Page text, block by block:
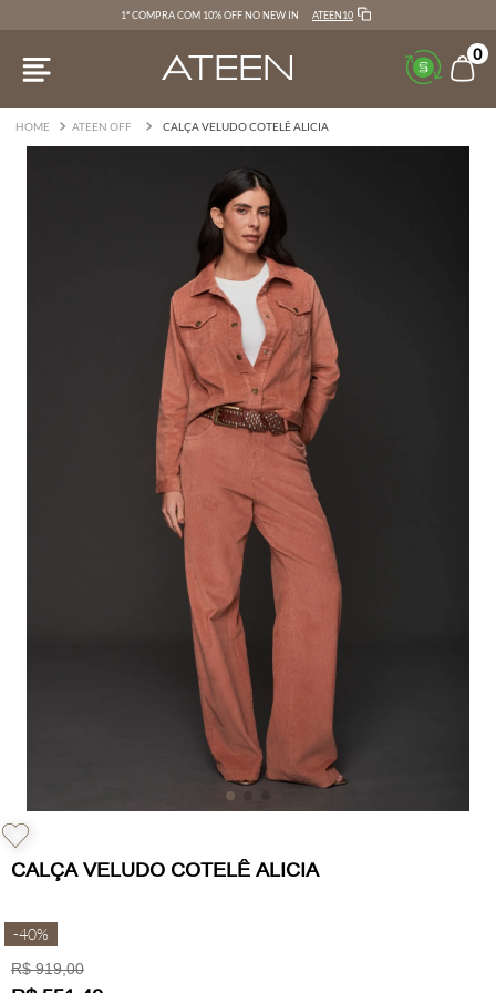
1ª COMPRA COM 10% OFF NO NEW IN ATEEN10
0
ATEEN OFF CALÇA VELUDO COTELÊ ALICIA
CALÇA VELUDO COTELÊ ALICIA
-40%
R$ 919,00